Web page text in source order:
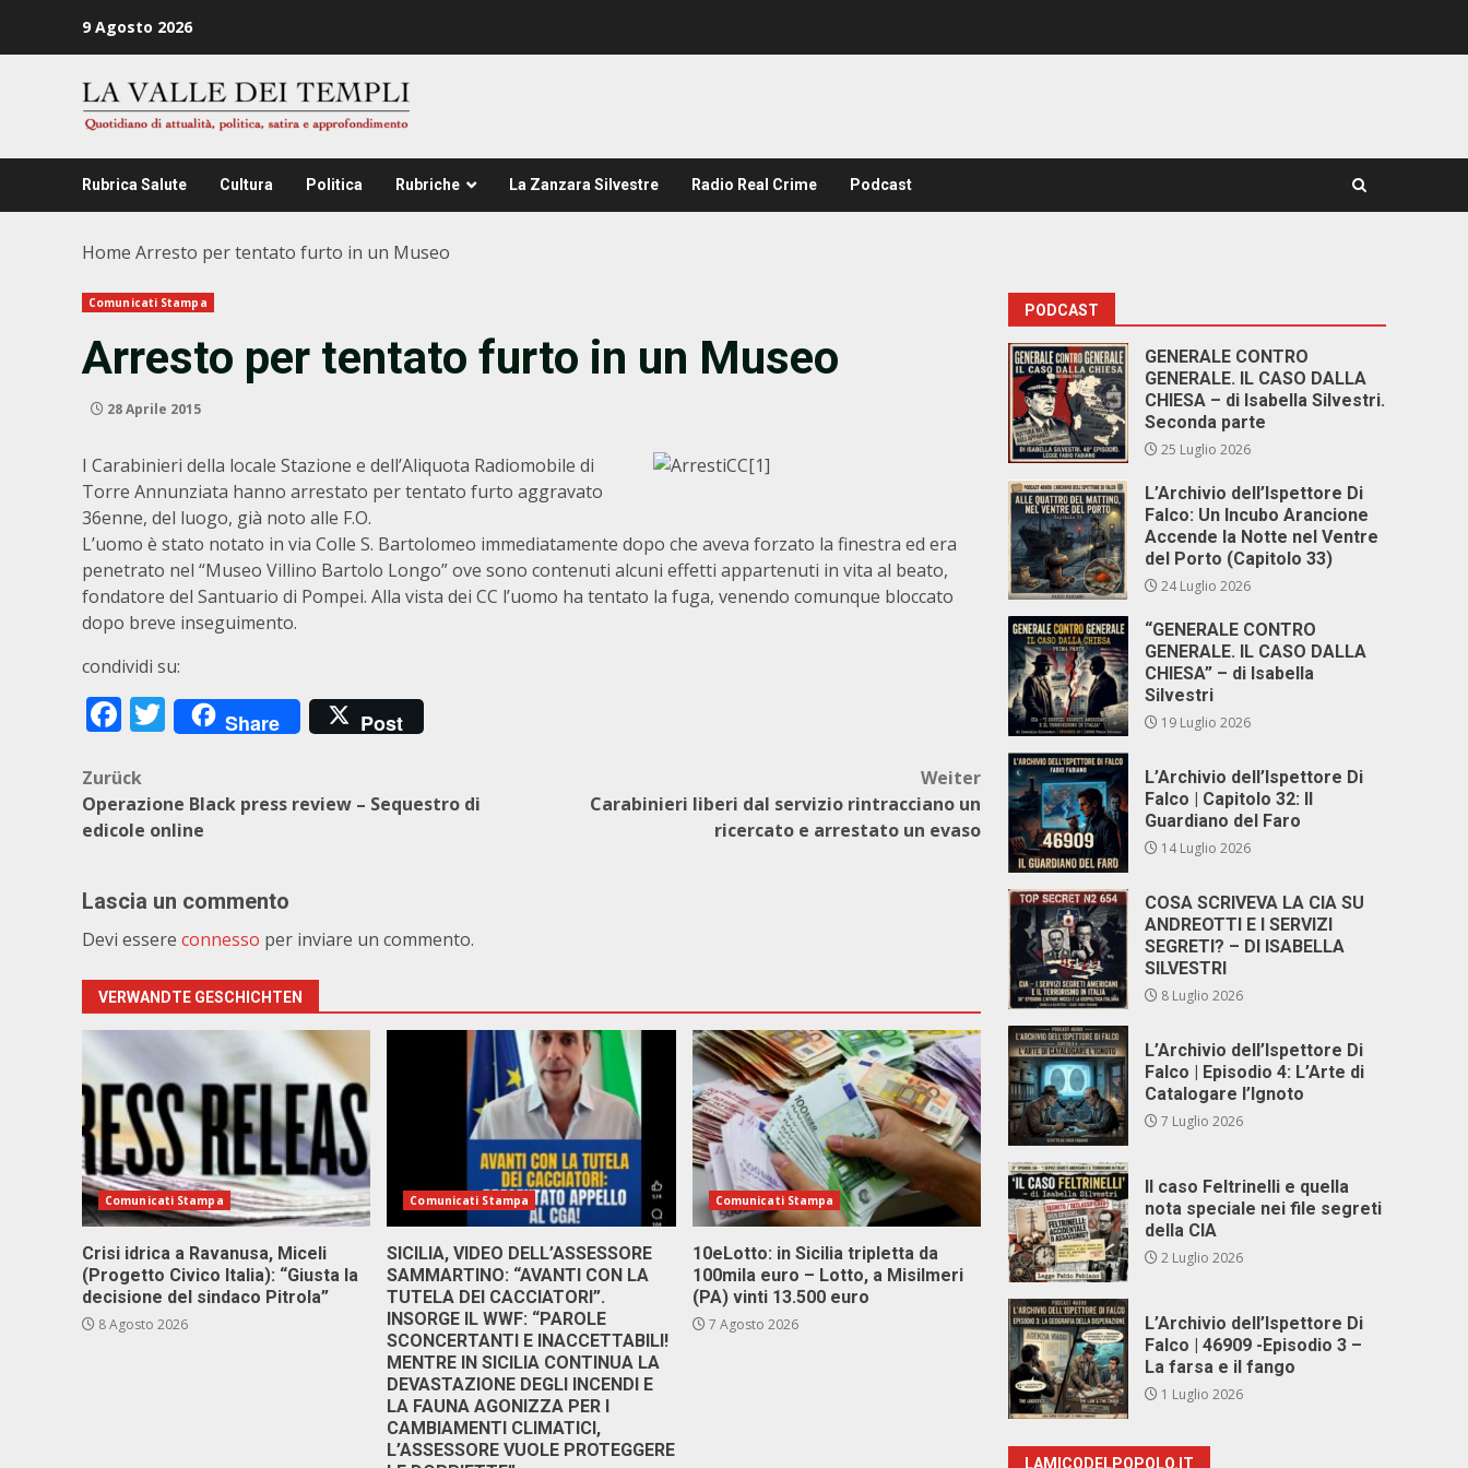
9 Agosto 2026
Rubrica Salute Cultura Politica Rubriche La Zanzara Silvestre Radio Real Crime Podcast
Home Arresto per tentato furto in un Museo
Comunicati Stampa
Arresto per tentato furto in un Museo
28 Aprile 2015
I Carabinieri della locale Stazione e dell’Aliquota Radiomobile di
Torre Annunziata hanno arrestato per tentato furto aggravato
36enne, del luogo, già noto alle F.O.
L’uomo è stato notato in via Colle S. Bartolomeo immediatamente dopo che aveva forzato la finestra ed era
penetrato nel “Museo Villino Bartolo Longo” ove sono contenuti alcuni effetti appartenuti in vita al beato,
fondatore del Santuario di Pompei. Alla vista dei CC l’uomo ha tentato la fuga, venendo comunque bloccato
dopo breve inseguimento.
condividi su:
Facebook
Twitter
Share Post
Beitragsnavigation
Zurück
Operazione Black press review – Sequestro di
edicole online
Weiter
Carabinieri liberi dal servizio rintracciano un
ricercato e arrestato un evaso
Lascia un commento
Devi essere connesso per inviare un commento.
VERWANDTE GESCHICHTEN
Comunicati Stampa
Crisi idrica a Ravanusa, Miceli
(Progetto Civico Italia): “Giusta la
decisione del sindaco Pitrola”
8 Agosto 2026
Comunicati Stampa
SICILIA, VIDEO DELL’ASSESSORE
SAMMARTINO: “AVANTI CON LA
TUTELA DEI CACCIATORI”.
INSORGE IL WWF: “PAROLE
SCONCERTANTI E INACCETTABILI!
MENTRE IN SICILIA CONTINUA LA
DEVASTAZIONE DEGLI INCENDI E
LA FAUNA AGONIZZA PER I
CAMBIAMENTI CLIMATICI,
L’ASSESSORE VUOLE PROTEGGERE
Comunicati Stampa
10eLotto: in Sicilia tripletta da
100mila euro – Lotto, a Misilmeri
(PA) vinti 13.500 euro
7 Agosto 2026
PODCAST
GENERALE CONTRO
GENERALE. IL CASO DALLA
CHIESA – di Isabella Silvestri.
Seconda parte
25 Luglio 2026
L’Archivio dell’Ispettore Di
Falco: Un Incubo Arancione
Accende la Notte nel Ventre
del Porto (Capitolo 33)
24 Luglio 2026
“GENERALE CONTRO
GENERALE. IL CASO DALLA
CHIESA” – di Isabella
Silvestri
19 Luglio 2026
L’Archivio dell’Ispettore Di
Falco | Capitolo 32: Il
Guardiano del Faro
14 Luglio 2026
COSA SCRIVEVA LA CIA SU
ANDREOTTI E I SERVIZI
SEGRETI? – DI ISABELLA
SILVESTRI
8 Luglio 2026
L’Archivio dell’Ispettore Di
Falco | Episodio 4: L’Arte di
Catalogare l’Ignoto
7 Luglio 2026
Il caso Feltrinelli e quella
nota speciale nei file segreti
della CIA
2 Luglio 2026
L’Archivio dell’Ispettore Di
Falco | 46909 -Episodio 3 –
La farsa e il fango
1 Luglio 2026
LAMICODELPOPOLO.IT